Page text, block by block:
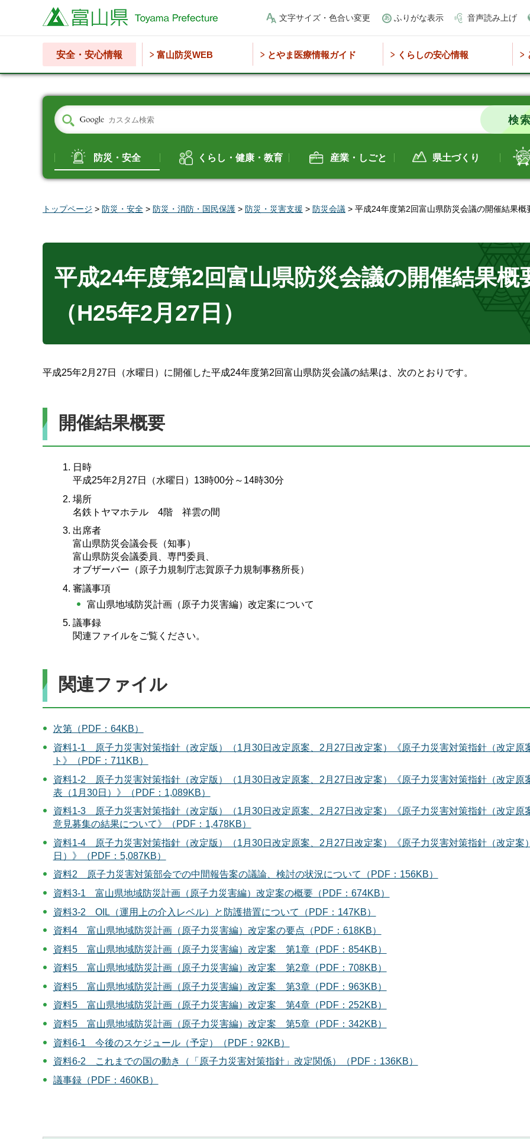
富山県 文字サイズ・色合い変更 ふりがな表示 音声読み上げ
安全・安心情報 富山防災WEB とやま医療情報ガイド くらしの安心情報
防災・安全 くらし・健康・教育 産業・しごと 県土づくり
トップページ > 防災・安全 > 防災・消防・国民保護 > 防災・災害支援 > 防災会議 > 平成24年度第2回富山県防災会議の開催結果
平成24年度第2回富山県防災会議の開催結果概
（H25年2月27日）
平成25年2月27日（水曜日）に開催した平成24年度第2回富山県防災会議の結果は、次のとおりです。
開催結果概要
日時
平成25年2月27日（水曜日）13時00分～14時30分
場所
名鉄トヤマホテル 4階 祥雲の間
出席者
富山県防災会議会長（知事）
富山県防災会議委員、専門委員、
オブザーバー（原子力規制庁志賀原子力規制事務所長）
審議事項
富山県地域防災計画（原子力災害編）改定案について
議事録
関連ファイルをご覧ください。
関連ファイル
次第（PDF：64KB）
資料1-1 原子力災害対策指針（改定版）（1月30日改定原案、2月27日改定案）《原子力災害対策指針（改定原
ト》（PDF：711KB）
資料1-2 原子力災害対策指針（改定版）（1月30日改定原案、2月27日改定案）《原子力災害対策指針（改定原
表（1月30日）》（PDF：1,089KB）
資料1-3 原子力災害対策指針（改定版）（1月30日改定原案、2月27日改定案）《原子力災害対策指針（改定原
意見募集の結果について》（PDF：1,478KB）
資料1-4 原子力災害対策指針（改定版）（1月30日改定原案、2月27日改定案）《原子力災害対策指針（改定案
日）》（PDF：5,087KB）
資料2 原子力災害対策部会での中間報告案の議論、検討の状況について（PDF：156KB）
資料3-1 富山県地域防災計画（原子力災害編）改定案の概要（PDF：674KB）
資料3-2 OIL（運用上の介入レベル）と防護措置について（PDF：147KB）
資料4 富山県地域防災計画（原子力災害編）改定案の要点（PDF：618KB）
資料5 富山県地域防災計画（原子力災害編）改定案 第1章（PDF：854KB）
資料5 富山県地域防災計画（原子力災害編）改定案 第2章（PDF：708KB）
資料5 富山県地域防災計画（原子力災害編）改定案 第3章（PDF：963KB）
資料5 富山県地域防災計画（原子力災害編）改定案 第4章（PDF：252KB）
資料5 富山県地域防災計画（原子力災害編）改定案 第5章（PDF：342KB）
資料6-1 今後のスケジュール（予定）（PDF：92KB）
資料6-2 これまでの国の動き（「原子力災害対策指針」改定関係）（PDF：136KB）
議事録（PDF：460KB）